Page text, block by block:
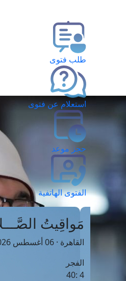
طلب فتوى
استعلام عن فتوى
حجز موعد
الفتوى الهاتفية
مَواقِيتُ
القاهرة · 06 أغسطس 2026 م
الفجر
4 :40